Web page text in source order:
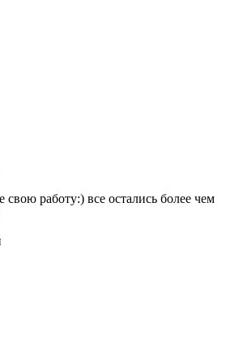
работу:) все остались более чем